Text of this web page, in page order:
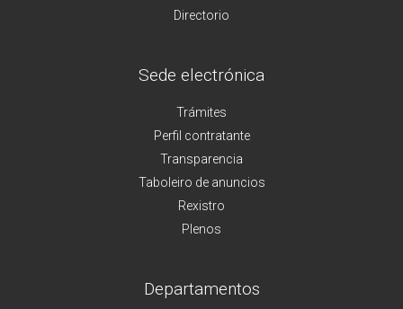
Directorio
Sede electrónica
Trámites
Perfil contratante
Transparencia
Taboleiro de anuncios
Rexistro
Plenos
Departamentos